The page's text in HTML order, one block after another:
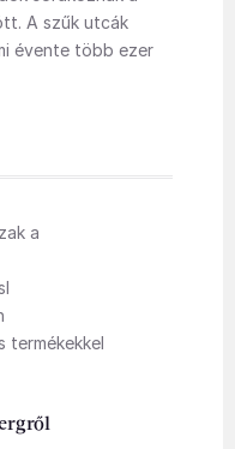
A szűk utcák
évente több ezer
a
termékekkel